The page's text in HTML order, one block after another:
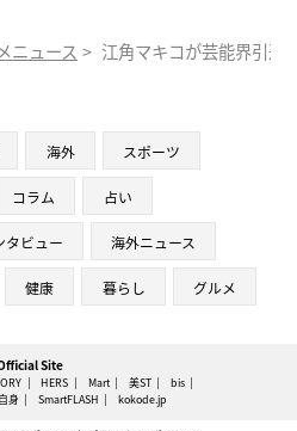
ニュース > 江角マキコが芸能界引退
海外 スポーツ
コラム 占い
タビュー 海外ニュース
健康 暮らし グルメ
Site
HERS Mart 美ST
bis
身 SmartFLASH kokode.jp